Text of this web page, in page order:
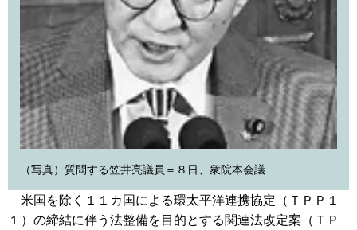
（写真）質問する笠井亮議員＝８日、衆院本会議
米国を除く１１カ国による環太平洋連携協定（ＴＰＰ１
１）の締結に伴う法整備を目的とする関連法改定案（ＴＰ